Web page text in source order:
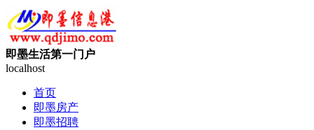
即墨生活第一门户
localhost
首页
即墨房产
即墨招聘